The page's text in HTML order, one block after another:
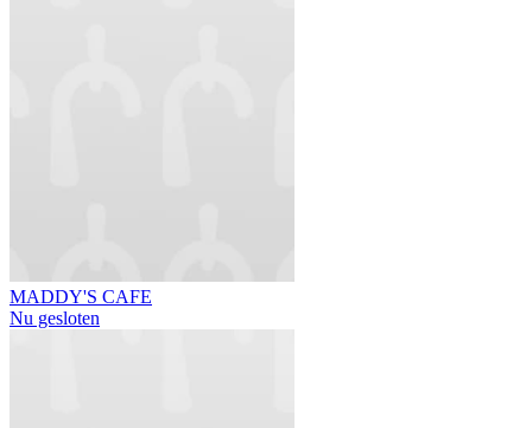
MADDY'S CAFE
Nu gesloten